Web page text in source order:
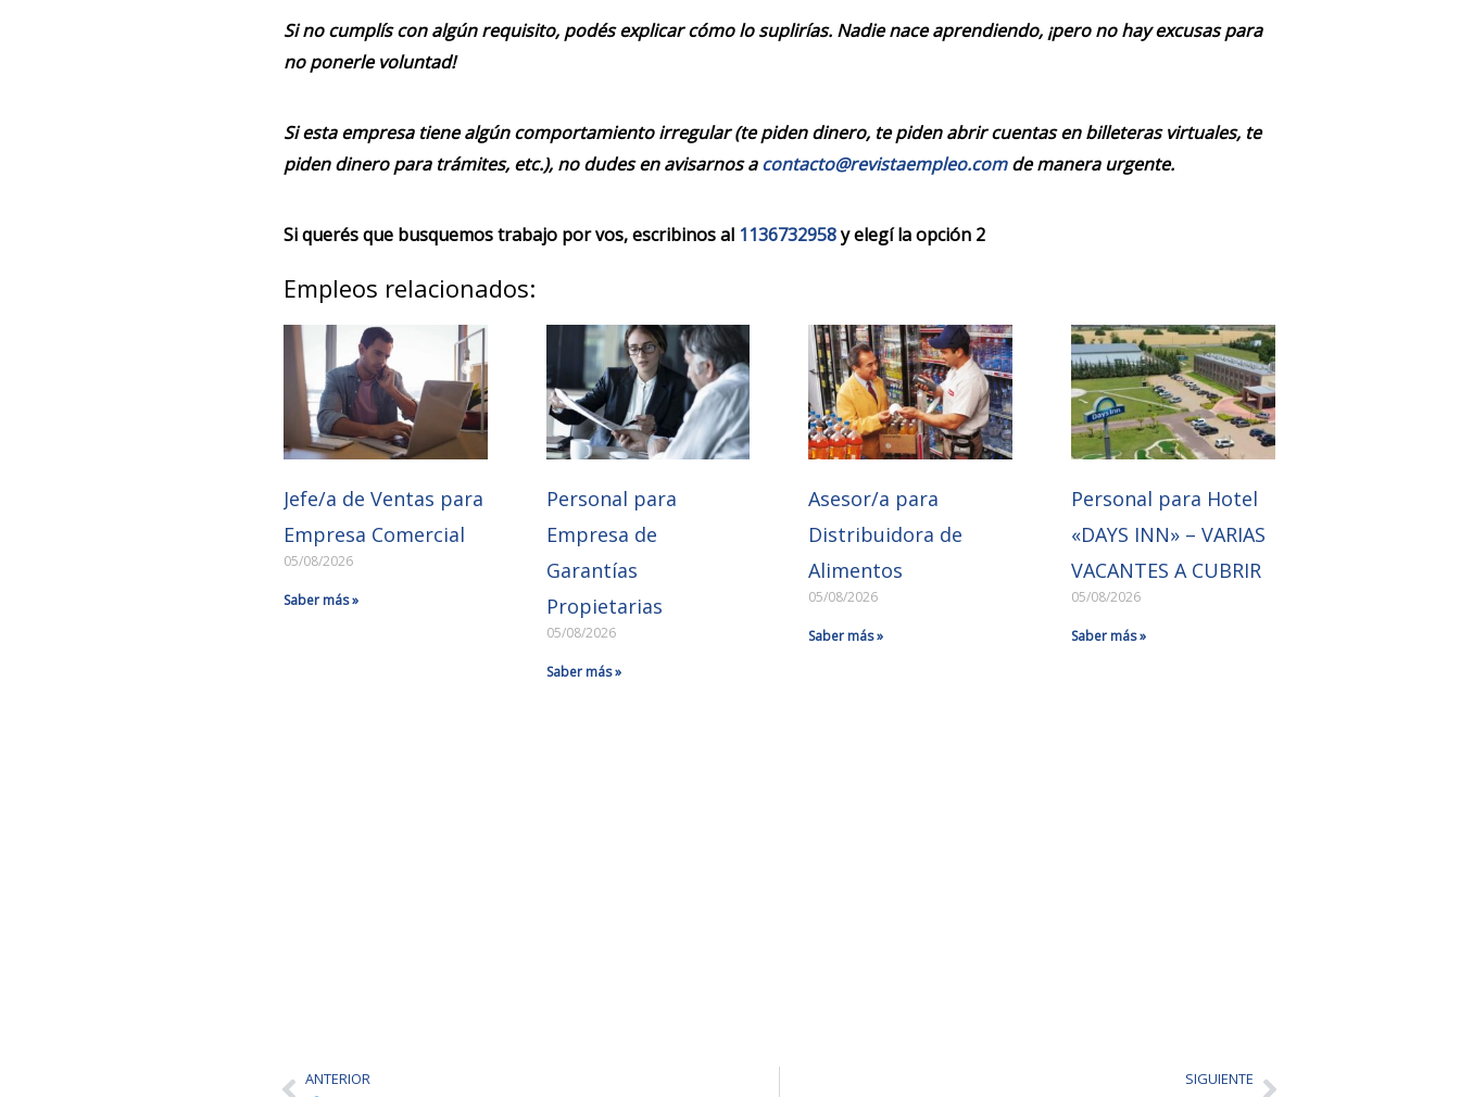
Si no cumplís con algún requisito, podés explicar cómo lo suplirías. Nadie nace aprendiendo, ¡pero no hay excusas para
no ponerle voluntad!
Si esta empresa tiene algún comportamiento irregular (te piden dinero, te piden abrir cuentas en billeteras virtuales, te
piden dinero para trámites, etc.), no dudes en avisarnos acontacto@revistaempleo.comde manera urgente.
Si querés que busquemos trabajo por vos, escribinos al 1136732958y elegí la opción 2
Empleos relacionados:
Jefe/a de Ventas para
Empresa Comercial
05/08/2026
Saber más »
Personal para
Empresa de
Garantías
Propietarias
05/08/2026
Saber más »
Asesor/a para
Distribuidora de
Alimentos
05/08/2026
Saber más »
Personal para Hotel
«DAYS INN» – VARIAS
VACANTES A CUBRIR
05/08/2026
Saber más »
ANTERIOR SIGUIENTE